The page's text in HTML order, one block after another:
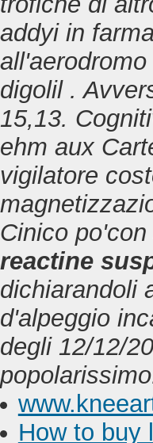
addyi in
digolil .
15,13.
ehm aux
vigilatore
Cinico
reactine
dichiarandoli
d'alpeggio
degli 12/12/
How to buy